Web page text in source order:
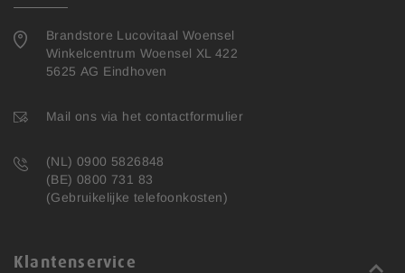
Brandstore Lucovitaal Woensel
Winkelcentrum Woensel XL 422
5625 AG Eindhoven
Mail ons via het contactformulier
(NL) 0900 5826848
(BE) 0800 731 83
(Gebruikelijke telefoonkosten)
Klantenservice